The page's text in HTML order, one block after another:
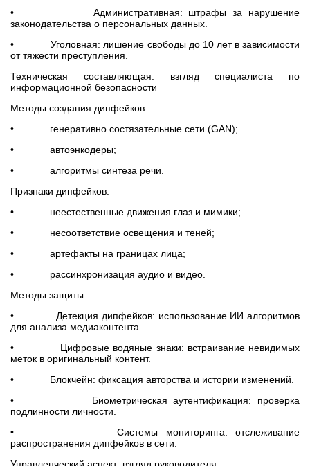
• Административная: штрафы за нарушение
законодательства о персональных данных.
• Уголовная: лишение свободы до 10 лет в зависимости
от тяжести преступления.
Техническая составляющая: взгляд специалиста по
информационной безопасности
Методы создания дипфейков:
• генеративно состязательные сети (GAN);
• автоэнкодеры;
• алгоритмы синтеза речи.
Признаки дипфейков:
• неестественные движения глаз и мимики;
• несоответствие освещения и теней;
• артефакты на границах лица;
• рассинхронизация аудио и видео.
Методы защиты:
• Детекция дипфейков: использование ИИ алгоритмов
для анализа медиаконтента.
• Цифровые водяные знаки: встраивание невидимых
меток в оригинальный контент.
• Блокчейн: фиксация авторства и истории изменений.
• Биометрическая аутентификация: проверка
подлинности личности.
• Системы мониторинга: отслеживание
распространения дипфейков в сети.